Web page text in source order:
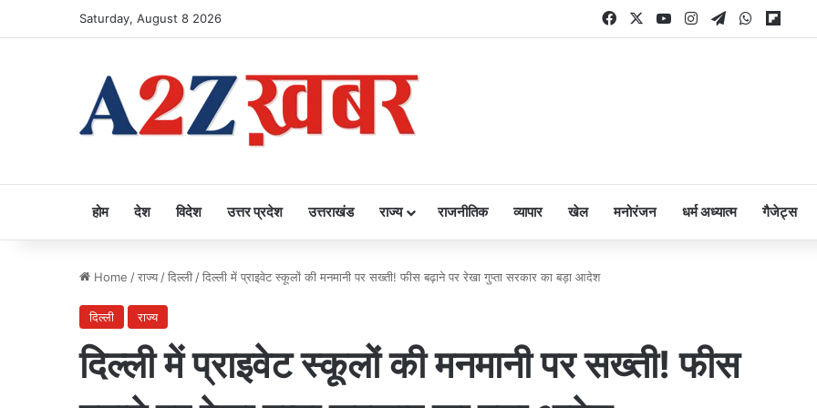
Saturday, August 8 2026 FacebookYouTubeInstagram
TelegramWhatsApp
होम देश विदेश उत्तर प्रदेश उत्तराखंड राज्य राजनीतिक व्यापार खेल मनोरंजन धर्म अध्यात्म गैजेट्स
Home /राज्य /दिल्ली /दिल्ली में प्राइवेट स्कूलों की मनमानी पर सख्ती! फीस बढ़ाने पर रेखा गुप्ता सरकार का बड़ा आदेश
दिल्ली राज्य
दिल्ली में प्राइवेट स्कूलों की मनमानी पर सख्ती! फीस